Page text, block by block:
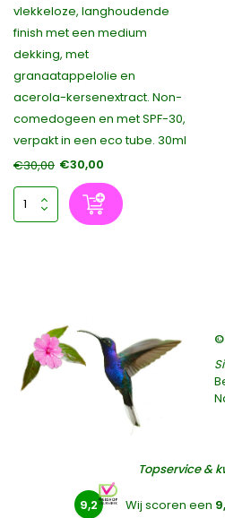
vlekkeloze, langhoudende
finish met een medium
dekking, met
granaatappelolie en
acerola-kersenextract. Non-
comedogeen en met SPF-30,
verpakt in een eco tube. 30ml
€30,00 €30,00
©
Topservice &
9,2 Wij scoren een